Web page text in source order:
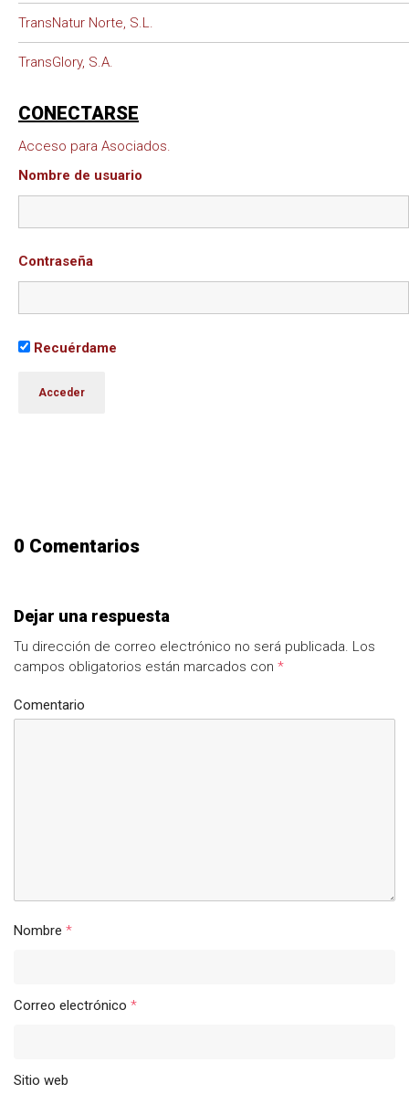
TransNatur Norte, S.L.
TransGlory, S.A.
CONECTARSE
Acceso para Asociados.
Nombre de usuario
Contraseña
Recuérdame
0 Comentarios
Dejar una respuesta
Tu dirección de correo electrónico no será publicada. Los
campos obligatorios están marcados con *
Comentario
Nombre *
Correo electrónico *
Sitio web